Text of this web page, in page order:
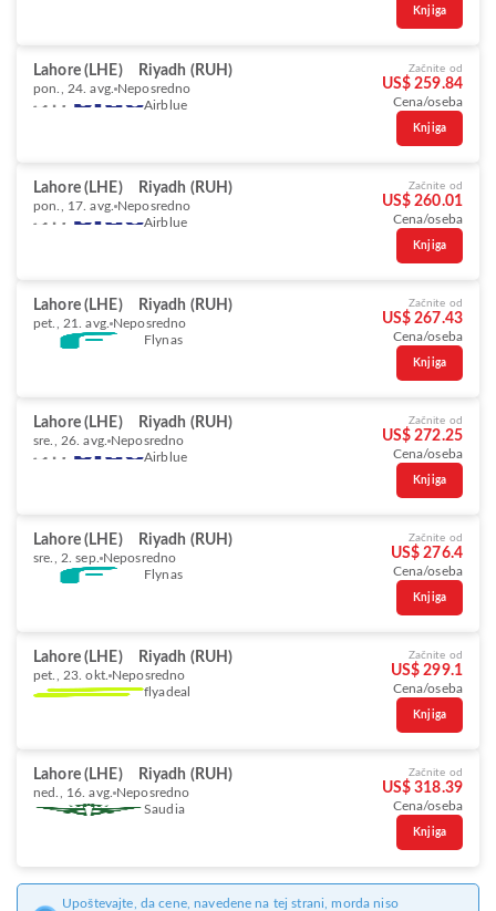
Knjiga
Lahore (LHE) Riyadh (RUH)
pon., 24. avg. Neposredno
Airblue
Začnite od
US$ 259.84
Cena/oseba
Knjiga
Lahore (LHE) Riyadh (RUH)
pon., 17. avg. Neposredno
Airblue
Začnite od
US$ 260.01
Cena/oseba
Knjiga
Lahore (LHE) Riyadh (RUH)
pet., 21. avg. Neposredno
Flynas
Začnite od
US$ 267.43
Cena/oseba
Knjiga
Lahore (LHE) Riyadh (RUH)
sre., 26. avg. Neposredno
Airblue
Začnite od
US$ 272.25
Cena/oseba
Knjiga
Lahore (LHE) Riyadh (RUH)
sre., 2. sep. Neposredno
Flynas
Začnite od
US$ 276.4
Cena/oseba
Knjiga
Lahore (LHE) Riyadh (RUH)
pet., 23. okt. Neposredno
flyadeal
Začnite od
US$ 299.1
Cena/oseba
Knjiga
Lahore (LHE) Riyadh (RUH)
ned., 16. avg. Neposredno
Saudia
Začnite od
US$ 318.39
Cena/oseba
Knjiga
Upoštevajte, da cene, navedene na tej strani, morda niso